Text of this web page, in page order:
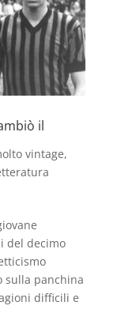
il
vintage,
del decimo
sulla panchina
difficili e